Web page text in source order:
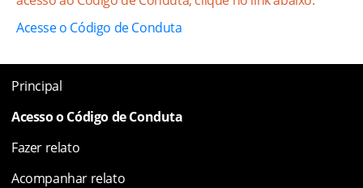
Acesse o Código de Conduta
Principal
Acesso o Código de Conduta
Fazer relato
Acompanhar relato